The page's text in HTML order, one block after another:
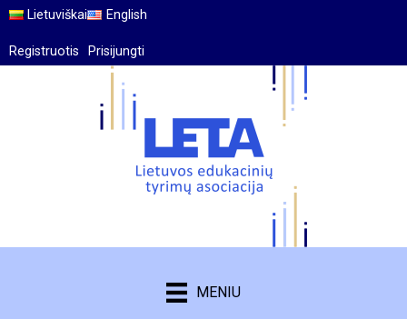
Lietuviškai English
Registruotis Prisijungti
MENIU